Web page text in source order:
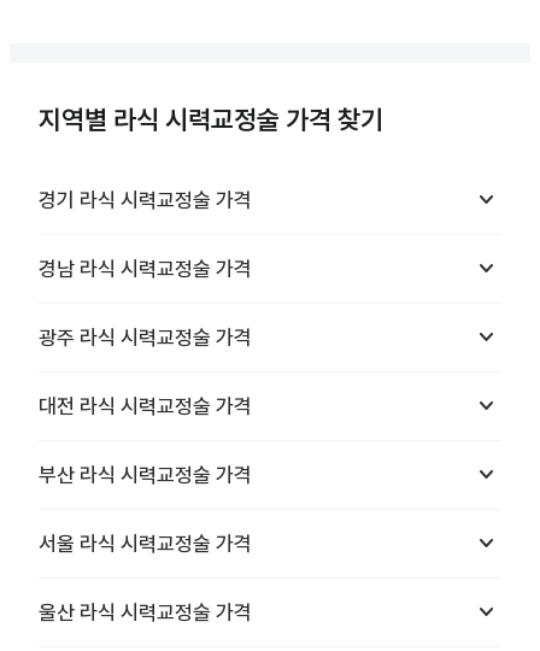
지역별 라식 시력교정술 가격 찾기
경기 라식 시력교정술 가격 keyboard_arrow_down
경남 라식 시력교정술 가격 keyboard_arrow_down
광주 라식 시력교정술 가격 keyboard_arrow_down
대전 라식 시력교정술 가격 keyboard_arrow_down
부산 라식 시력교정술 가격 keyboard_arrow_down
서울 라식 시력교정술 가격 keyboard_arrow_down
울산 라식 시력교정술 가격 keyboard_arrow_down